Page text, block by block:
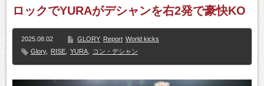
ロックでYURAがデシャンを右2発で豪快KO
2025.08.02 GLORY Report World kicks
Glory, RISE YURA コン・デシャン